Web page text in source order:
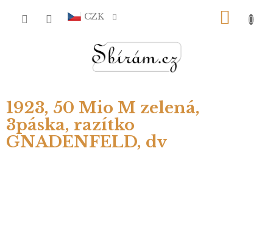
CZK
1923, 50 Mio M zelená,
3páska, razítko
GNADENFELD, dv